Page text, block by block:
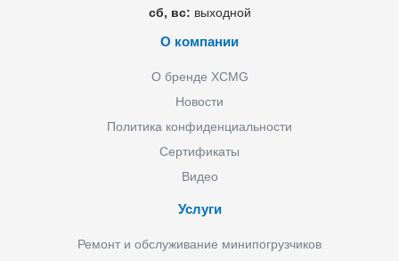
сб, вс: выходной
О компании
О бренде XCMG
Новости
Политика конфиденциальности
Сертификаты
Видео
Услуги
Ремонт и обслуживание минипогрузчиков